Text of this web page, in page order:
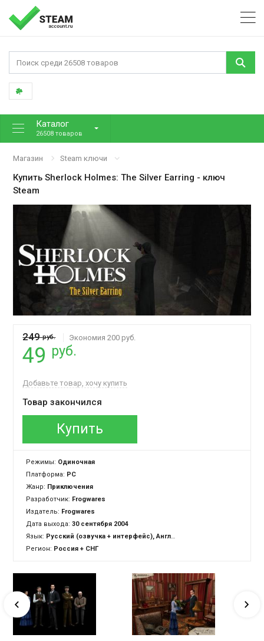
Каталог
26508 товаров
Магазин Steam ключи
КупитьSherlock Holmes: The Silver Earring - ключ
Steam
249руб. Экономия 200 руб.
49 руб.
Добавьте товар, хочу купить
Товар закончился
Купить
Режимы: Одиночная
Платформа: PC
Жанр: Приключения
Разработчик: Frogwares
Издатель: Frogwares
Дата выхода: 30 сентября 2004
Язык: Русский (озвучка + интерфейс), Английский (озвучка + интерфейс)
Регион: Россия + СНГ